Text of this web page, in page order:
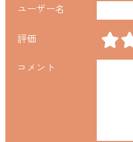
ユーザー名
評価
コメント